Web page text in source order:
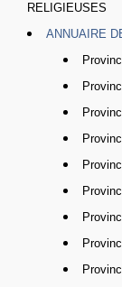
RELIGIEUSES
ANNUAIRE